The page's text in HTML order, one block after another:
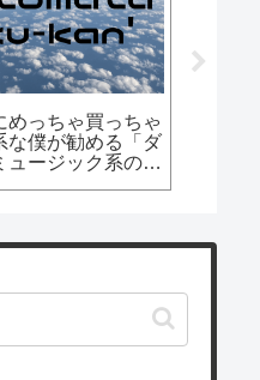
【MIDIコントローラー】
ュー